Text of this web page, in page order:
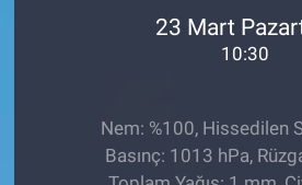
23 Mart
10:30
Nem: %100, Hissedilen
Basınç: 1013 hPa,